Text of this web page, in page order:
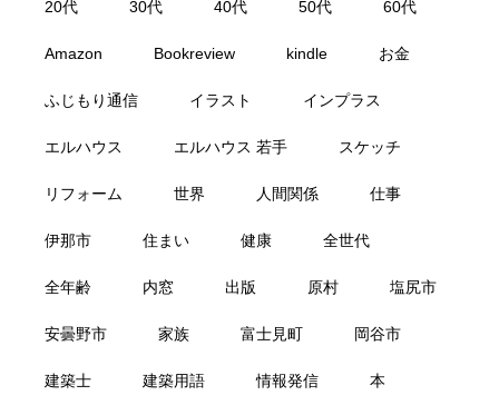
20代 30代 40代 50代 60代
Amazon Bookreview kindle お金
ふじもり通信 イラスト インプラス
エルハウス エルハウス 若手 スケッチ
リフォーム 世界 人間関係 仕事
伊那市 住まい 健康 全世代
全年齢 内窓 出版 原村 塩尻市
安曇野市 家族 富士見町 岡谷市
建築士 建築用語 情報発信 本